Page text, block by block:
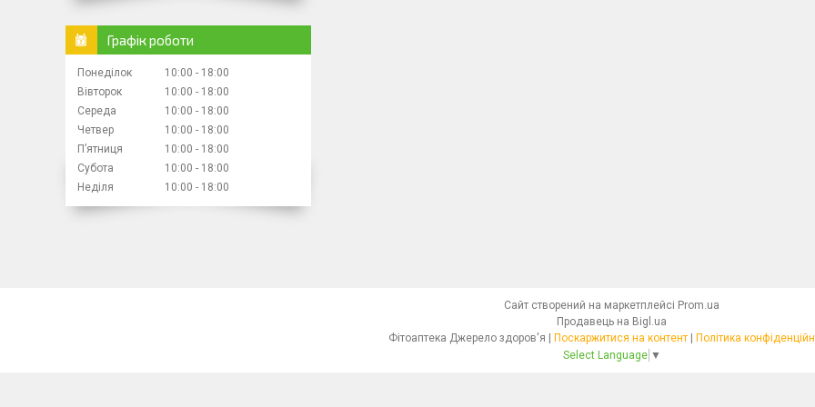
Графік роботи
Понеділок 10:00
18:00
Вівторок
10:00
18:00
Середа
10:00
18:00
Четвер
10:00
18:00
Пʼятниця
10:00
18:00
Субота
10:00
18:00
Неділя
10:00 18:00
Сайт створений на маркетплейсі Prom.ua
Продавець на Bigl.ua
Поскаржитися на контент
Політика
Select Language ▼